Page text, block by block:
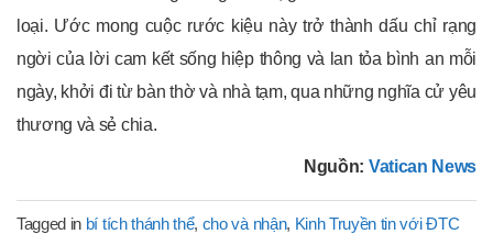
loại. Ước mong cuộc rước kiệu này trở thành dấu chỉ rạng
ngời của lời cam kết sống hiệp thông và lan tỏa bình an mỗi
ngày, khởi đi từ bàn thờ và nhà tạm, qua những nghĩa cử yêu
thương và sẻ chia.
Nguồn: Vatican News
Tagged in bí tích thánh thể, cho và nhận, Kinh Truyền tin với ĐTC